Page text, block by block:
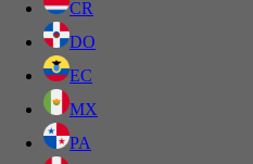
CR
DO
EC
MX
PA